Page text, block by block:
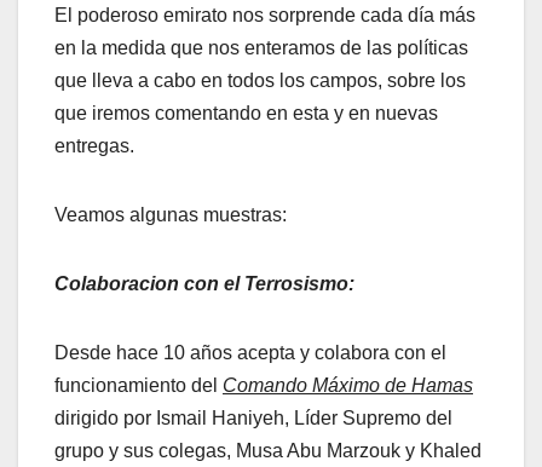
El poderoso emirato nos sorprende cada día más
en la medida que nos enteramos de las políticas
que lleva a cabo en todos los campos, sobre los
que iremos comentando en esta y en nuevas
entregas.
Veamos algunas muestras:
Colaboracion con el Terrosismo:
Desde hace 10 años acepta y colabora con el
funcionamiento del Comando Máximo de Hamas
dirigido por Ismail Haniyeh, Líder Supremo del
grupo y sus colegas, Musa Abu Marzouk y Khaled